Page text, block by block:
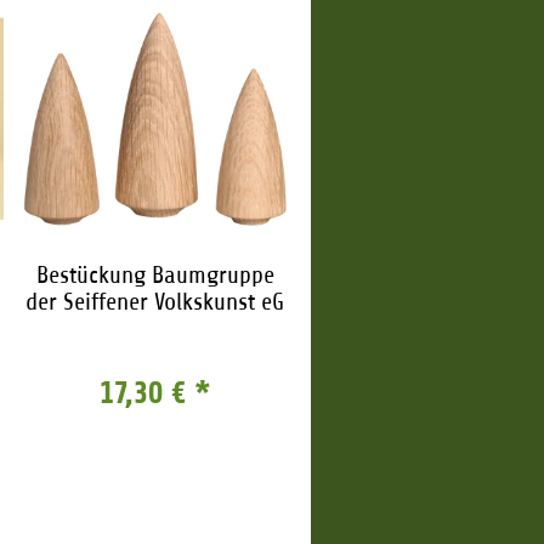
Bestückung Baumgruppe
der Seiffener Volkskunst eG
17,30 € *